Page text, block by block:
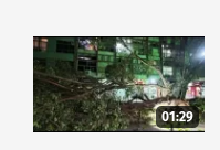
01:29